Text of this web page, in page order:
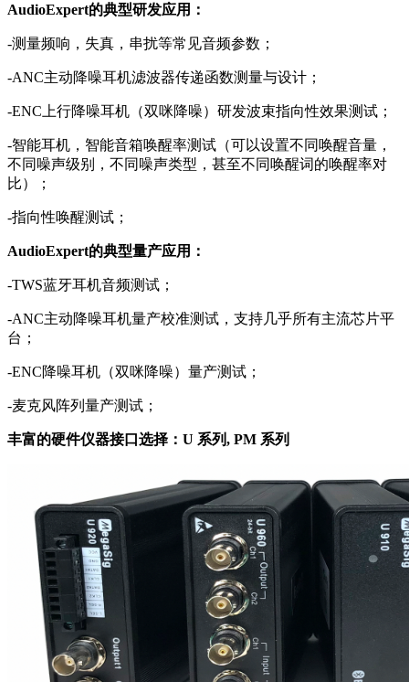
AudioExpert的典型研发应用：
-测量频响，失真，串扰等常见音频参数；
-ANC主动降噪耳机滤波器传递函数测量与设计；
-ENC上行降噪耳机（双咪降噪）研发波束指向性效果测试；
-智能耳机，智能音箱唤醒率测试（可以设置不同唤醒音量，
不同噪声级别，不同噪声类型，甚至不同唤醒词的唤醒率对
比）；
-指向性唤醒测试；
AudioExpert的典型量产应用：
-TWS蓝牙耳机音频测试；
-ANC主动降噪耳机量产校准测试，支持几乎所有主流芯片平
台；
-ENC降噪耳机（双咪降噪）量产测试；
-麦克风阵列量产测试；
丰富的硬件仪器接口选择： U 系列, PM 系列